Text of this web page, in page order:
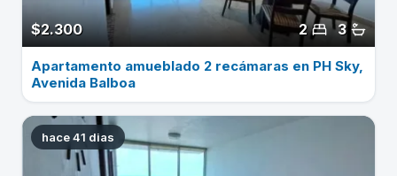
$2.300 3
2
Apartamento amueblado 2 recámaras en PH Sky,
Avenida Balboa
hace 41 dias